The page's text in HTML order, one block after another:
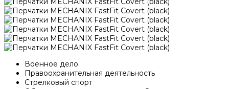
Военное дело
Правоохранительная деятельность
Стрелковый спорт